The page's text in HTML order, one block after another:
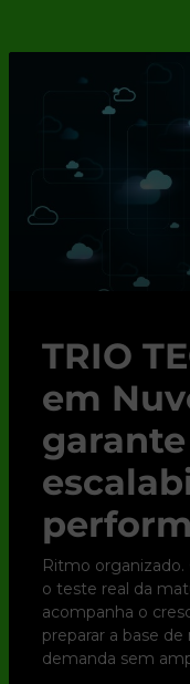
TRIO
em
garante
Ritmo organizado.
o teste real da
acompanha o
preparar a base
demanda sem